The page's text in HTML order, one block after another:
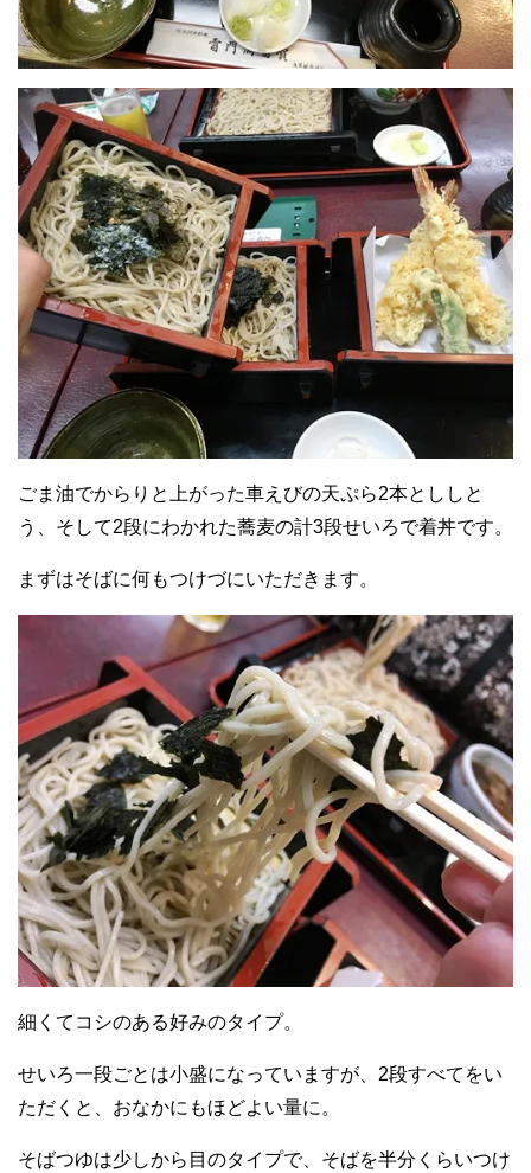
ごま油でからりと上がった車えびの天ぷら2本とししと
う、そして2段にわかれた蕎麦の計3段せいろで着丼です。
まずはそばに何もつけづにいただきます。
細くてコシのある好みのタイプ。
せいろ一段ごとは小盛になっていますが、2段すべてをい
ただくと、おなかにもほどよい量に。
そばつゆは少しから目のタイプで、そばを半分くらいつけ